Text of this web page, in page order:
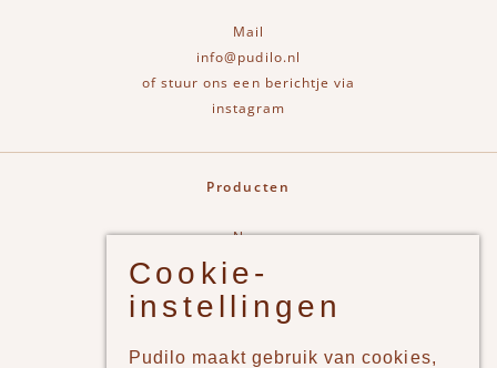
Mail
info@pudilo.nl
of stuur ons een berichtje via
instagram
Producten
New
Jongens
Meisjes
Cookie-
instellingen
Pudilo maakt gebruik van cookies,